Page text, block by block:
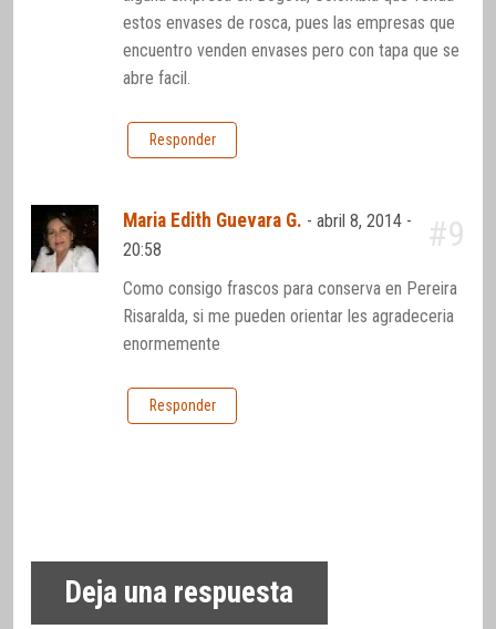
estos envases de rosca, pues las empresas que
encuentro venden envases pero con tapa que se
abre facil.
Responder
Maria Edith Guevara G. -abril 8, 2014 -
20:58
#9
Como consigo frascos para conserva en Pereira
Risaralda, si me pueden orientar les agradeceria
enormemente
Responder
Deja una respuesta